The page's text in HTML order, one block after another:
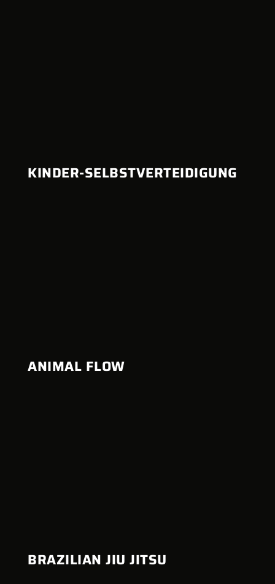
KINDER-SELBSTVERTEIDIGUNG
ANIMAL FLOW
BRAZILIAN JIU JITSU